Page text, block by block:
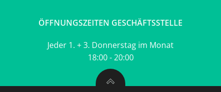
ÖFFNUNGSZEITEN GESCHÄFTSSTELLE
Jeder 1. + 3. Donnerstag im Monat
18:00 - 20:00